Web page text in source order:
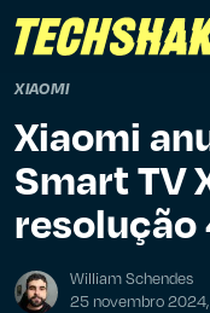
XIAOMI
Xiaomi
Smart TV
resolução
William Schendes
25 novembro